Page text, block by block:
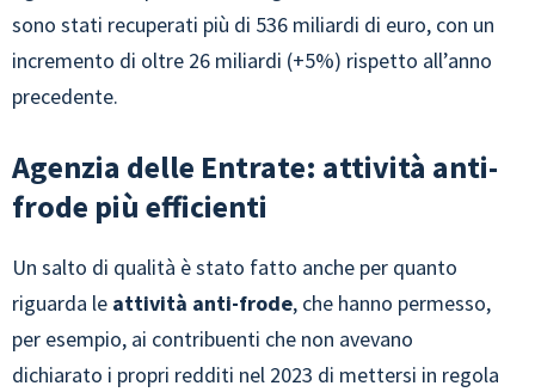
sono stati recuperati più di 536 miliardi di euro, con un
incremento di oltre 26 miliardi (+5%) rispetto all’anno
precedente.
Agenzia delle Entrate: attività anti-
frode più efficienti
Un salto di qualità è stato fatto anche per quanto
riguarda le attività anti-frode, che hanno permesso,
per esempio, ai contribuenti che non avevano
dichiarato i propri redditi nel 2023 di mettersi in regola